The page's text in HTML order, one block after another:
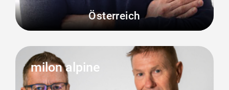
Österreich
milon alpine